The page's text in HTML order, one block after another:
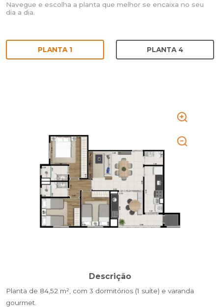
Navegue e escolha a planta que melhor se encaixa no seu
dia a dia.
PLANTA 1 PLANTA 4
Descrição
Planta de 84,52 m², com 3 dormitórios (1 suíte) e varanda
gourmet.